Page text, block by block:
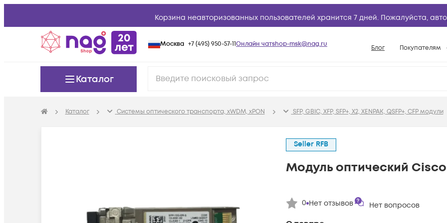
Корзина неавторизованных пользователей хранится 7 дней. Пожалуйста,
Москва +7 (495) 950-57-11Онлайн чатshop-msk@nag.ru Блог Покупателям
Условия
Вопросы и
Каталог
Каталог Системы оптического транспорта, xWDM, xPON SFP, GBIC, XFP, SFP+, X2, XENPAK, QSFP+, CFP модули
Seller RFB
Модуль оптический Cisco
0 Нет отзывов Нет вопросов